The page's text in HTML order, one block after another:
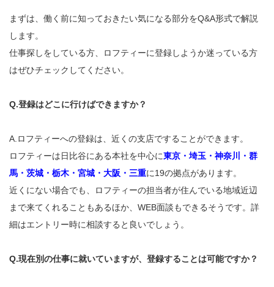
まずは、働く前に知っておきたい気になる部分をQ&A形式で解説
します。
仕事探しをしている方、ロフティーに登録しようか迷っている方
はぜひチェックしてください。
Q.登録はどこに行けばできますか？
A.ロフティーへの登録は、近くの支店ですることができます。
ロフティーは日比谷にある本社を中心に東京・埼玉・神奈川・群
馬・茨城・栃木・宮城・大阪・三重に19の拠点があります。
近くにない場合でも、ロフティーの担当者が住んでいる地域近辺
まで来てくれることもあるほか、WEB面談もできるそうです。詳
細はエントリー時に相談すると良いでしょう。
Q.現在別の仕事に就いていますが、登録することは可能ですか？